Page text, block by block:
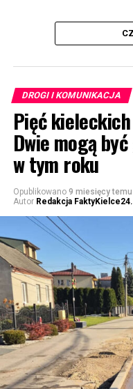
DROGI I KOMUNIKACJA
Pięć
Dwie mogą
w tym roku
Opublikowano 9 miesięcy temu
Autor Redakcja